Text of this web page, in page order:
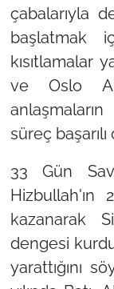
çabalarıyla
başlatmak
kısıtlamalar
ve Oslo
süreç başarılı
33 Gün
Hizbullah'ın
kazanarak
dengesi
yarattığını